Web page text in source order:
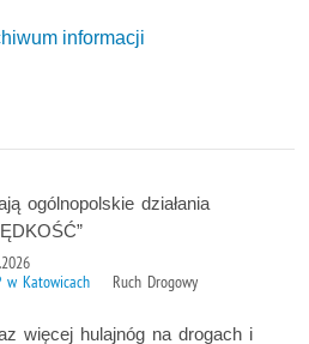
informacji
ogólnopolskie działania
w Katowicach Ruch Drogowy
więcej hulajnóg na drogach i